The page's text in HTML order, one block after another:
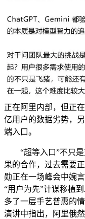
正在阿里内部，但正
亿用户的数据劣势，
端入口。
“超等入口”不只是
果的合作，过去需要
勋正在一场峰会中婉
“用户为先”计谋移植
多了一层手艺普惠的
演讲中指出，阿里俄